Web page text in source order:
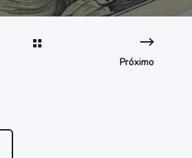
Próximo